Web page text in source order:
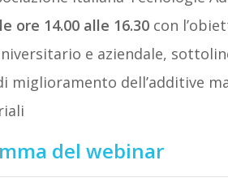
ore 14.00 alle 16.30con
e aziendale,
miglioramento dell’additive
del webinar